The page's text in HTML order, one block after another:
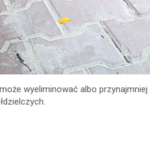
wyeliminować albo